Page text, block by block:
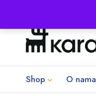
Shop O nama